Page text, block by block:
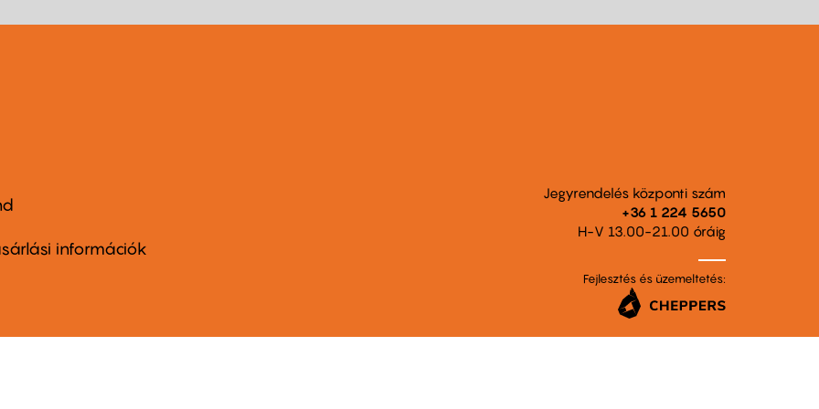
információk
Jegyrendelés központi szám
+36 1 224 5650
H-V 13.00-21.00 óráig
Fejlesztés és üzemeltetés: